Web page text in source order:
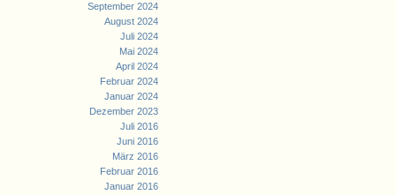
September 2024
August 2024
Juli 2024
Mai 2024
April 2024
Februar 2024
Januar 2024
Dezember 2023
Juli 2016
Juni 2016
März 2016
Februar 2016
Januar 2016